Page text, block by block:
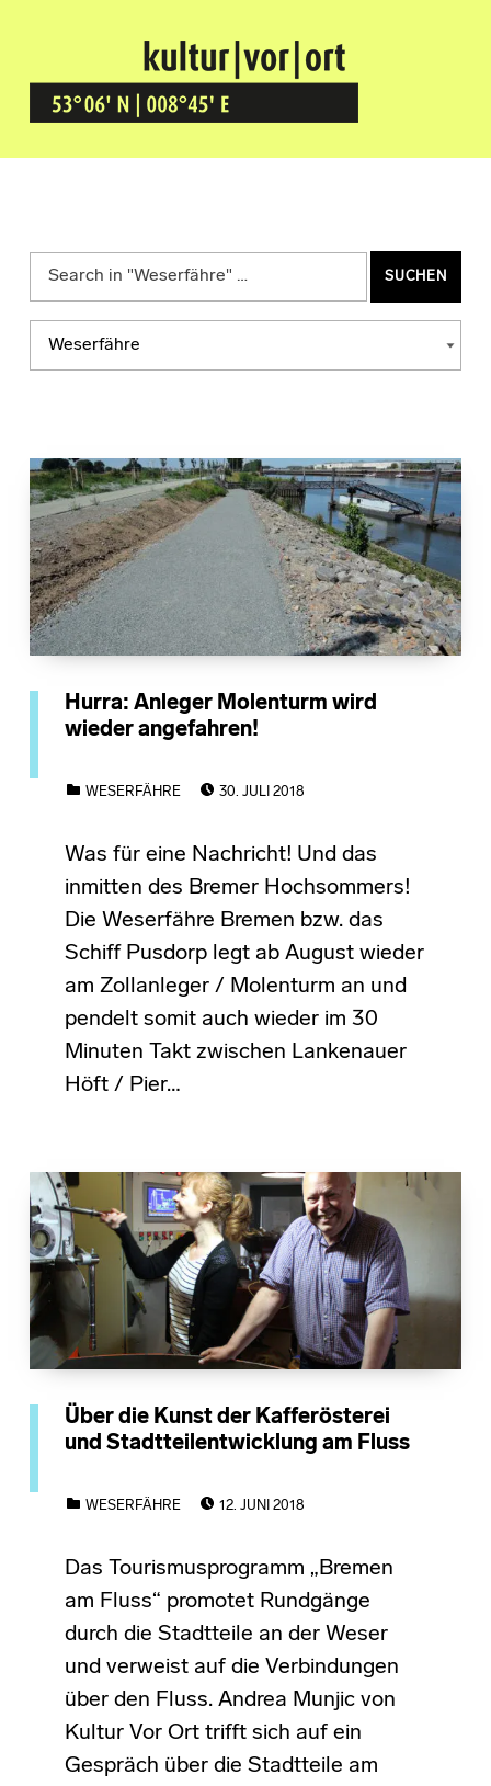
Kultur Vor Ort
BREMEN GRÖPELINGEN
Suchen nach:
KATEGORIEN
Kategorien
Hurra: Anleger Molenturm wird
wieder angefahren!
WESERFÄHRE
30. JULI 2018
Was für eine Nachricht! Und das
inmitten des Bremer Hochsommers!
Die Weserfähre Bremen bzw. das
Schiff Pusdorp legt ab August wieder
am Zollanleger / Molenturm an und
pendelt somit auch wieder im 30
Minuten Takt zwischen Lankenauer
Höft / Pier…
Über die Kunst der Kafferösterei
und Stadtteilentwicklung am Fluss
WESERFÄHRE
12. JUNI 2018
Das Tourismusprogramm „Bremen
am Fluss“ promotet Rundgänge
durch die Stadtteile an der Weser
und verweist auf die Verbindungen
über den Fluss. Andrea Munjic von
Kultur Vor Ort trifft sich auf ein
Gespräch über die Stadtteile am